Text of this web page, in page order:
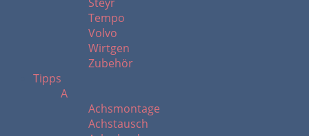
Tempo
Volvo
Wirtgen
Zubehör
Tipps
A
Achsmontage
Achstausch